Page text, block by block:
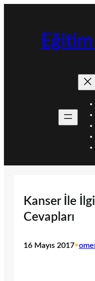
Kanser İle
Cevapları
16 Mayıs 2017•